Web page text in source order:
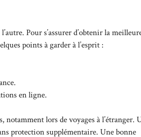
Pour s’assurer d’obtenir la
points à garder à l’esprit :
en ligne.
notamment lors de voyages à l’étranger.
protection supplémentaire. Une bonne